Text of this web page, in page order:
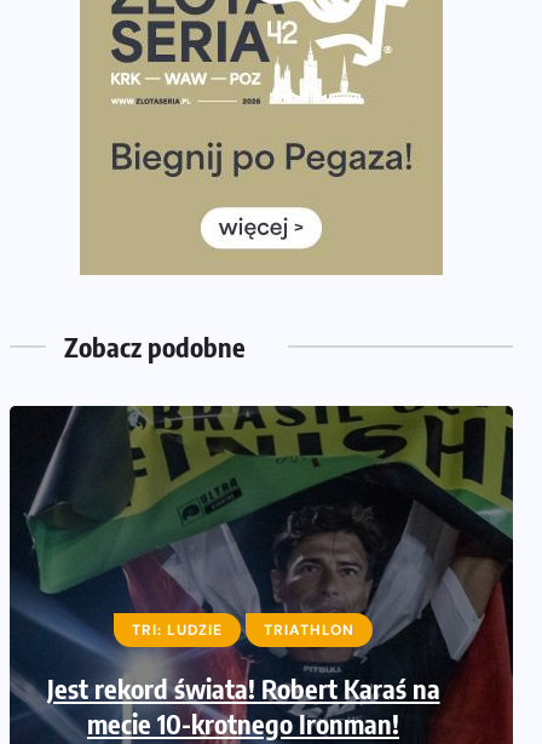
półmaratonem
Już w tę sobotę 35. Bieg Powstania Warszawskiego.
Wystartuje rekordowa liczba uczestników
poradnik przed startem
Ile razy w tygodniu biegać? 3 treningi wystarczą? Jak
często biegać, żeby robić postępy
Już w ten weekend! Przed nami Nocny Portowy
wiedzieć
Zobacz podobne
TRI: LUDZIE TRIATHLON
Jest rekord świata! Robert Karaś na
mecie 10-krotnego Ironman!
LUDZIE TRIATHLON
Adrian Kostera ustanowił rekord
świata w pięciokrotnym IRONMAN!